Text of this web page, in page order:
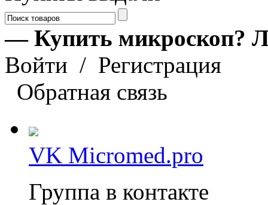
— Купить микроскоп?
Войти / Регистрация
Обратная связь
VK Micromed.pro
Группа в контакте